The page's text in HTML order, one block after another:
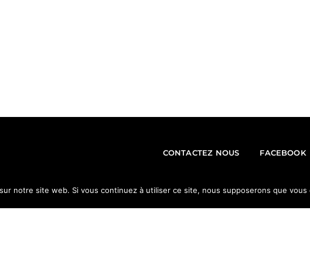
CONTACTEZ NOUS FACEBOOK
notre site web. Si vous continuez à utiliser ce site, nous supposerons que